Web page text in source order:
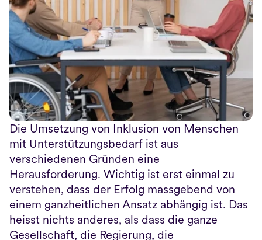
Die Umsetzung von Inklusion von Menschen
mit Unterstützungsbedarf ist aus
verschiedenen Gründen eine
Herausforderung. Wichtig ist erst einmal zu
verstehen, dass der Erfolg massgebend von
einem ganzheitlichen Ansatz abhängig ist. Das
heisst nichts anderes, als dass die ganze
Gesellschaft, die Regierung, die